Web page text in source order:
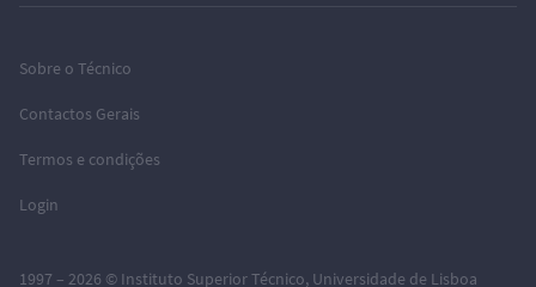
Sobre o Técnico
Contactos Gerais
Termos e condições
Login
1997 – 2026 © Instituto Superior Técnico, Universidade de Lisboa